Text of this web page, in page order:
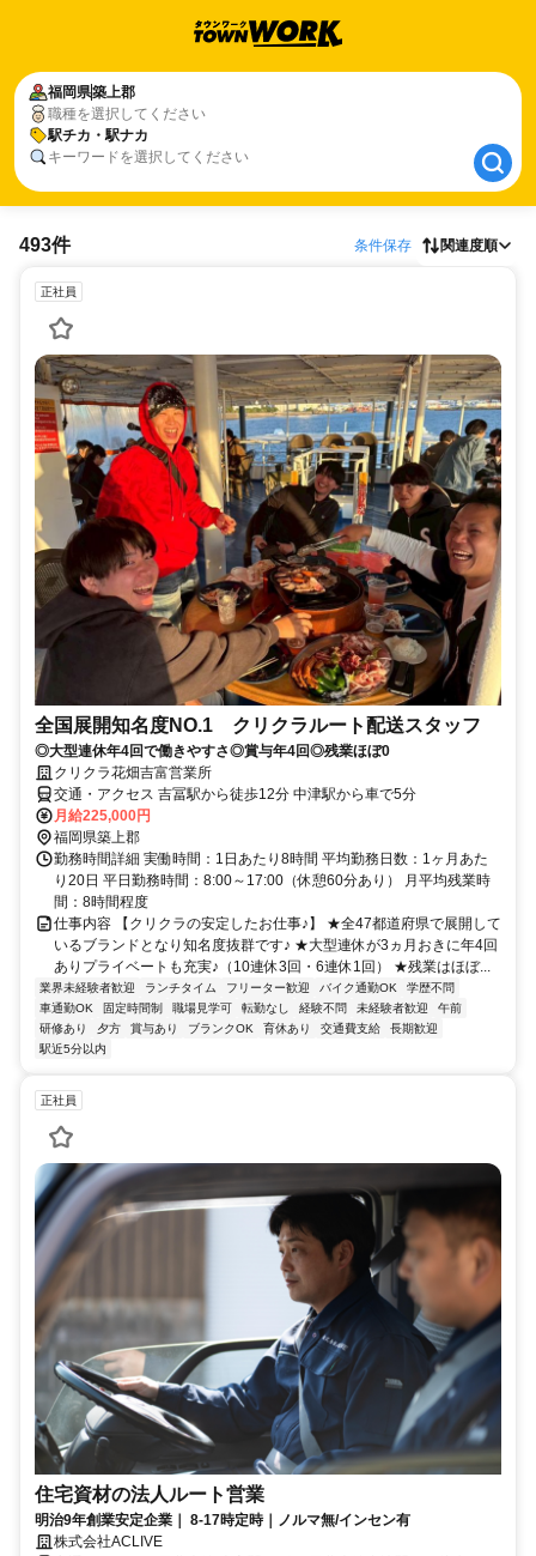
福岡県築上郡
職種を選択してください
駅チカ・駅ナカ
キーワードを選択してください
福岡県築上郡
駅チカ・駅ナカ
493件 条件保存 関連度順
正社員
全国展開知名度NO.1 クリクラルート配送スタッフ
◎大型連休年4回で働きやすさ◎賞与年4回◎残業ほぼ0
クリクラ花畑吉富営業所
交通・アクセス 吉冨駅から徒歩12分 中津駅から車で5分
月給225,000円
福岡県築上郡
勤務時間詳細 実働時間：1日あたり8時間 平均勤務日数：1ヶ月あた
り20日 平日勤務時間：8:00～17:00（休憩60分あり） 月平均残業時
間：8時間程度
仕事内容 【クリクラの安定したお仕事♪】 ★全47都道府県で展開して
いるブランドとなり知名度抜群です♪ ★大型連休が3ヵ月おきに年4回
ありプライベートも充実♪（10連休3回・6連休1回） ★残業はほぼ...
業界未経験者歓迎 ランチタイム フリーター歓迎 バイク通勤OK
学歴不問
車通勤OK
固定時間制 職場見学可 転勤なし 経験不問 未経験者歓迎
午前
研修あり
夕方 賞与あり ブランクOK 育休あり 交通費支給
長期歓迎
駅近5分以内
正社員
住宅資材の法人ルート営業
明治9年創業安定企業｜ 8-17時定時｜ノルマ無/インセン有
株式会社ACLIVE